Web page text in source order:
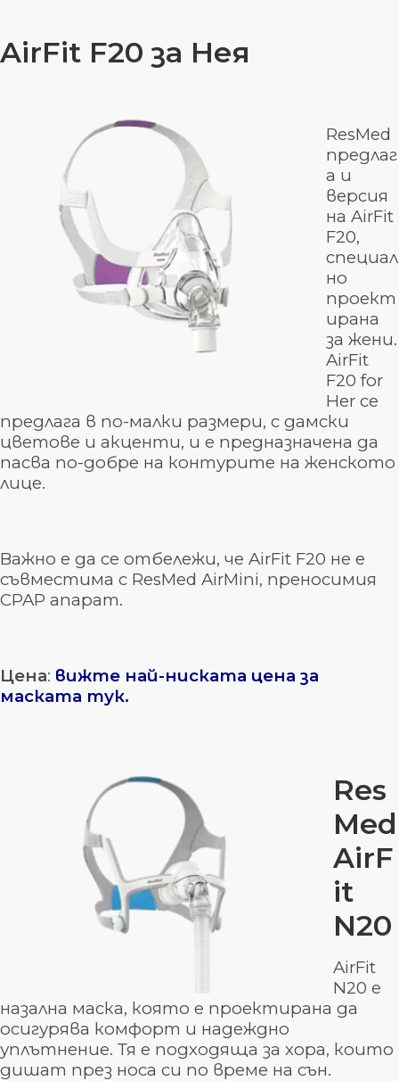
AirFit F20 за Нея
ResMed
предлаг
а и
версия
на AirFit
F20,
специал
но
проект
ирана
за жени.
AirFit
F20 for
Her се
предлага в по-малки размери, с дамски
цветове и акценти, и е предназначена да
пасва по-добре на контурите на женското
лице.
Важно е да се отбележи, че AirFit F20 не е
съвместима с ResMed AirMini, преносимия
CPAP апарат.
Цена: вижте най-ниската цена за
маската тук.
Res
Med
AirF
it
N20
AirFit
N20 е
назална маска, която е проектирана да
осигурява комфорт и надеждно
уплътнение. Тя е подходяща за хора, които
дишат през носа си по време на сън.